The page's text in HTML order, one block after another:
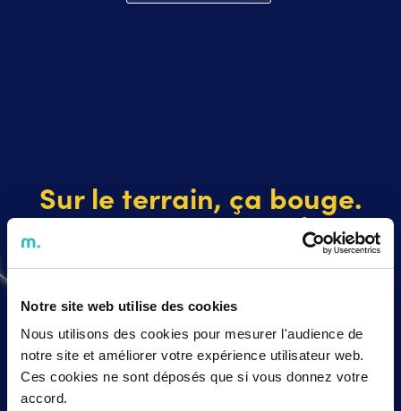
Notre site web utilise des cookies
Nous utilisons des cookies pour mesurer l'audience de
notre site et améliorer votre expérience utilisateur web.
Ces cookies ne sont déposés que si vous donnez votre
accord.
Sur le terrain, ça bouge.
Et on vous en parle.